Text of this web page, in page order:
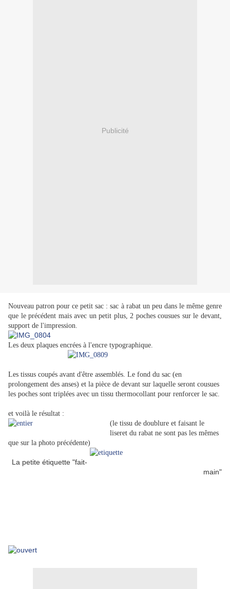
Publicité
Nouveau patron pour ce petit sac : sac à rabat un peu dans le même genre
que le précédent mais avec un petit plus, 2 poches cousues sur le devant,
support de l'impression.
Les deux plaques encrées à l'encre typographique.
Les tissus coupés avant d'être assemblés. Le fond du sac (en
prolongement des anses) et la pièce de devant sur laquelle seront cousues
les poches sont triplées avec un tissu thermocollant pour renforcer le sac.
et voilà le résultat :
(le tissu de doublure et faisant le
liseret du rabat ne sont pas les mêmes
que sur la photo précédente)
La petite étiquette "fait-
main"